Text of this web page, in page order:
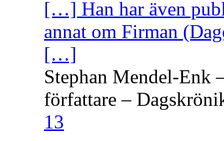
[…] Han har även
annat om Firman
[…]
Stephan Mendel-Enk
författare –
13